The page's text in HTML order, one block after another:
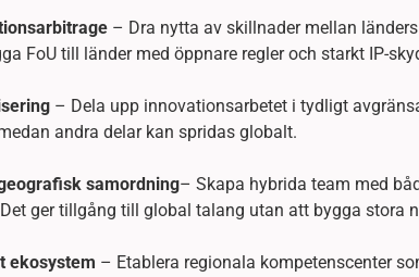
– Dra nytta av skillnader mellan
FoU till länder med öppnare regler och starkt IP-
– Dela upp innovationsarbetet i tydligt
andra delar kan spridas globalt.
samordning– Skapa hybrida team med
ger tillgång till global talang utan att bygga stora
ekosystem – Etablera regionala kompetenscenter